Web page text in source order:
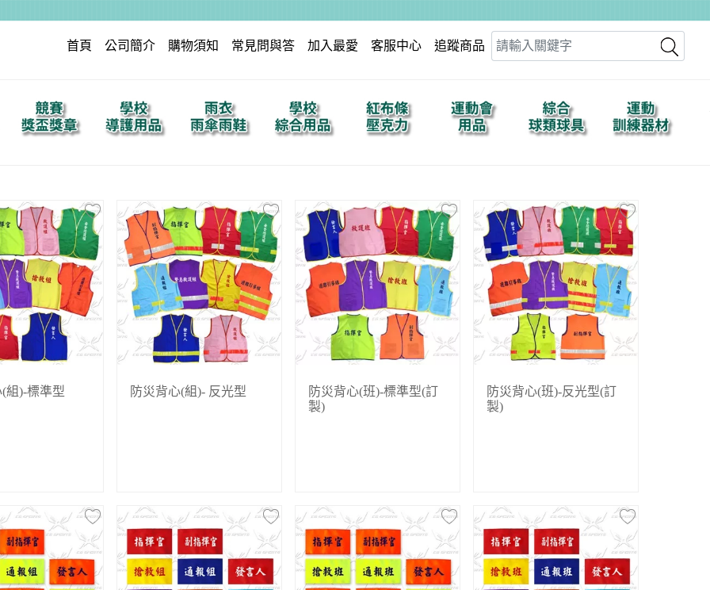
首頁 公司簡介 購物須知 常見問與答 加入最愛 客服中心 追蹤商品
Search
組)-標準型 防災背心(組)- 反光型
防災背心(班)-標準型(訂
製)
防災背心(班)-反光型(訂
製)